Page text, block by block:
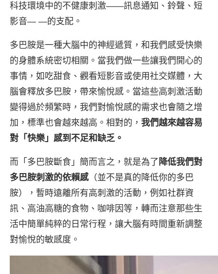
科技環境中的不健康刺激——訊息通知、鈴聲、短
影音— —的支配。
多巴胺是一種大腦中的神經遞質，和我們感受快樂
的身體系統密切相關。當我們做一些讓我們開心的
事情，如吃甜食、觀看短影音或使用社交媒體，大
腦會釋放多巴胺，帶來愉悅感。當這些高刺激活動
變得過於頻繁時，我們對愉悅感的需求也會隨之增
加，標準也會越來越高。相對的， 我們越來越容易
對「快樂」感到不足和缺乏。
而「多巴胺斷食」簡而言之，就是為了 降低我們對
多巴胺刺激的依賴感（並不是真的降低你的多巴
胺），暫時遠離所有高刺激的活動，例如社群資
訊、高油高糖的食物、咖啡因等，轉而注意那些生
活中簡單純粹的日常行程，讓大腦有時間重新調整
對愉悅的敏感度。